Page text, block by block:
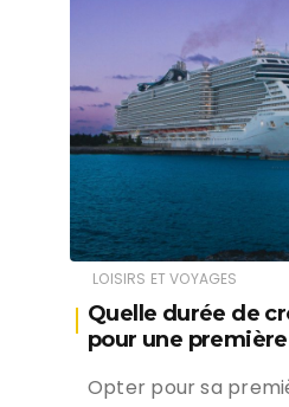
LOISIRS ET VOYAGES
Quelle durée de
pour une
Opter pour sa